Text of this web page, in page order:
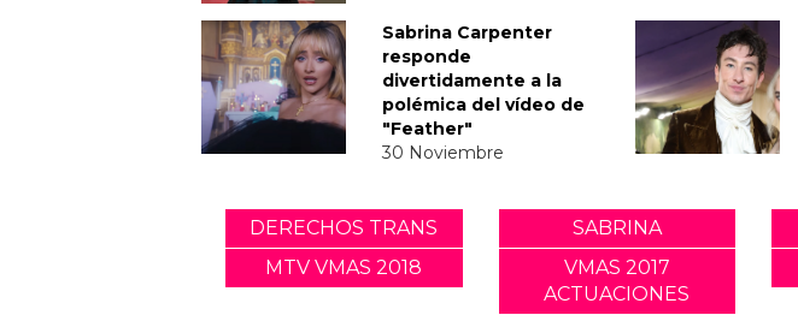
Sabrina Carpenter
responde
divertidamente a la
polémica del vídeo de
"Feather"
30 Noviembre
DERECHOS TRANS SABRINA
MTV VMAS 2018
VMAS 2017
ACTUACIONES